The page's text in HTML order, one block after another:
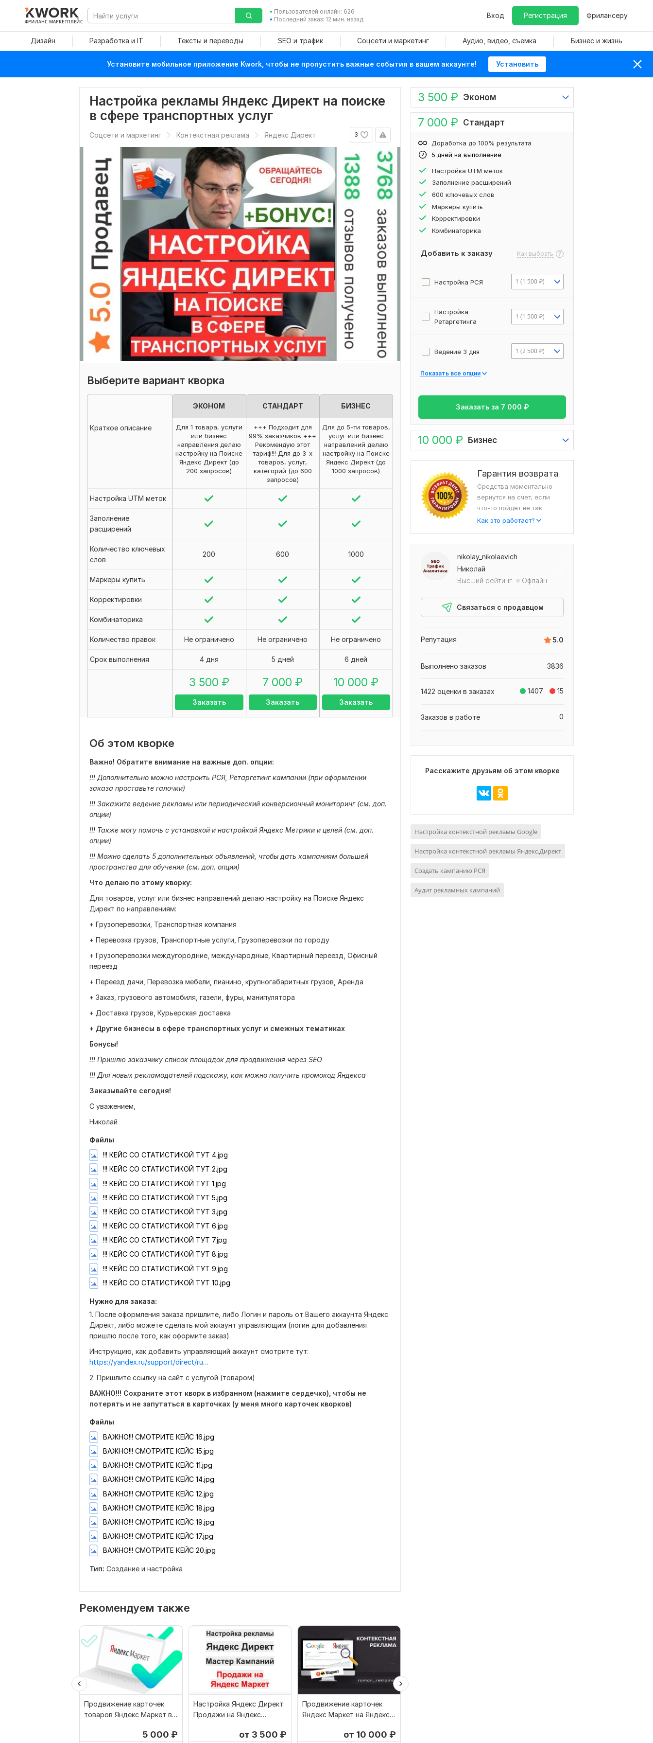
ФРИЛАНС МАРКЕТПЛЕЙС
Пользователей онлайн: 626
Последний заказ: 12 мин. назад
Вход Регистрация Фрилансеру
Дизайн Разработка и IT Тексты и переводы SEO и трафик Соцсети и маркетинг Аудио, видео, съемка Бизнес и жизнь
Установите мобильное приложение Kwork, чтобы не пропустить важные события в вашем аккаунте! Установить
Настройка рекламы Яндекс Директ на поиске
в сфере транспортных услуг
3
Соцсети и маркетинг Контекстная реклама Яндекс Директ
Выберите вариант кворка
ЭКОНОМ СТАНДАРТ БИЗНЕС
Краткое описание
Для 1 товара, услуги
или бизнес
направления делаю
настройку на Поиске
Яндекс Директ (до
200 запросов)
+++ Подходит для
99% заказчиков +++
Рекомендую этот
тариф!!! Для до 3-х
товаров, услуг,
категорий (до 600
запросов)
Для до 5-ти товаров,
услуг или бизнес
направлений делаю
настройку на Поиске
Яндекс Директ (до
1000 запросов)
Настройка UTM меток
Заполнение
расширений
Количество ключевых
слов
200 600 1000
Маркеры купить
Корректировки
Комбинаторика
Количество правок Не ограничено Не ограничено Не ограничено
Срок выполнения 4 дня 5 дней 6 дней
3 500 ₽
Заказать
7 000 ₽
Заказать
10 000 ₽
Заказать
Об этом кворке
Важно! Обратите внимание на важные доп. опции:
!!! Дополнительно можно настроить РСЯ, Ретаргетинг кампании (при оформлении
заказа проставьте галочки)
!!! Закажите ведение рекламы или периодический конверсионный мониторинг (см. доп.
опции)
!!! Также могу помочь с установкой и настройкой Яндекс Метрики и целей (см. доп.
опции)
!!! Можно сделать 5 дополнительных объявлений, чтобы дать кампаниям большей
пространства для обучения (см. доп. опции)
Что делаю по этому кворку:
Для товаров, услуг или бизнес направлений делаю настройку на Поиске Яндекс
Директ по направлениям:
+ Грузоперевозки, Транспортная компания
+ Перевозка грузов, Транспортные услуги, Грузоперевозки по городу
+ Грузоперевозки междугородние, международные, Квартирный переезд, Офисный
переезд
+ Переезд дачи, Перевозка мебели, пианино, крупногабаритных грузов, Аренда
+ Заказ, грузового автомобиля, газели, фуры, манипулятора
+ Доставка грузов, Курьерская доставка
+ Другие бизнесы в сфере транспортных услуг и смежных тематиках
Бонусы!
!!! Пришлю заказчику список площадок для продвижения через SEO
!!! Для новых рекламодателей подскажу, как можно получить промокод Яндекса
Заказывайте сегодня!
С уважением,
Николай
Файлы
!!! КЕЙС СО СТАТИСТИКОЙ ТУТ 4.jpg
!!! КЕЙС СО СТАТИСТИКОЙ ТУТ 2.jpg
!!! КЕЙС СО СТАТИСТИКОЙ ТУТ 1.jpg
!!! КЕЙС СО СТАТИСТИКОЙ ТУТ 5.jpg
!!! КЕЙС СО СТАТИСТИКОЙ ТУТ 3.jpg
!!! КЕЙС СО СТАТИСТИКОЙ ТУТ 6.jpg
!!! КЕЙС СО СТАТИСТИКОЙ ТУТ 7.jpg
!!! КЕЙС СО СТАТИСТИКОЙ ТУТ 8.jpg
!!! КЕЙС СО СТАТИСТИКОЙ ТУТ 9.jpg
!!! КЕЙС СО СТАТИСТИКОЙ ТУТ 10.jpg
Нужно для заказа:
1. После оформления заказа пришлите, либо Логин и пароль от Вашего аккаунта Яндекс
Директ, либо можете сделать мой аккаунт управляющим (логин для добавления
пришлю после того, как оформите заказ)
Инструкцию, как добавить управляющий аккаунт смотрите тут:
https://yandex.ru/support/direct/ru/campaigns/mcc
2. Пришлите ссылку на сайт с услугой (товаром)
ВАЖНО!!! Сохраните этот кворк в избранном (нажмите сердечко), чтобы не
потерять и не запутаться в карточках (у меня много карточек кворков)
Файлы
ВАЖНО!!! СМОТРИТЕ КЕЙС 16.jpg
ВАЖНО!!! СМОТРИТЕ КЕЙС 15.jpg
ВАЖНО!!! СМОТРИТЕ КЕЙС 11.jpg
ВАЖНО!!! СМОТРИТЕ КЕЙС 14.jpg
ВАЖНО!!! СМОТРИТЕ КЕЙС 12.jpg
ВАЖНО!!! СМОТРИТЕ КЕЙС 18.jpg
ВАЖНО!!! СМОТРИТЕ КЕЙС 19.jpg
ВАЖНО!!! СМОТРИТЕ КЕЙС 17.jpg
ВАЖНО!!! СМОТРИТЕ КЕЙС 20.jpg
Тип: Создание и настройка
Рекомендуем также
Продвижение карточек
товаров Яндекс Маркет в
5 000 ₽
Настройка Яндекс Директ:
Продажи на Яндекс
от 3 500 ₽
Продвижение карточек
Яндекс Маркет на Яндекс
от 10 000 ₽
3 500 ₽ Эконом
7 000 ₽ Стандарт
5 дней на выполнение
Доработка до 100% результата
Настройка UTM меток
Заполнение расширений
600 ключевых слов
Маркеры купить
Корректировки
Комбинаторика
Добавить к заказу Как выбрать
Настройка РСЯ 1 (1 500 ₽)
Настройка
Ретаргетинга
1 (1 500 ₽)
Ведение 3 дня 1 (2 500 ₽)
Показать все опции
Заказать за 7 000 ₽
10 000 ₽ Бизнес
Гарантия возврата
Средства моментально
вернутся на счет, если
что-то пойдет не так
Как это работает?
nikolay_nikolaevich
Николай
Высший рейтинг
Офлайн
Связаться с продавцом
5.0
Репутация
3836
Выполнено заказов
1407 15
1422 оценки в заказах
0
Заказов в работе
Расскажите друзьям об этом кворке
Настройка контекстной рекламы Google
Настройка контекстной рекламы Яндекс.Директ
Создать кампанию РСЯ
Аудит рекламных кампаний